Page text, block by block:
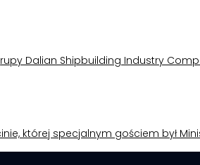
Dalian Shipbuilding Industry
której specjalnym gościem był